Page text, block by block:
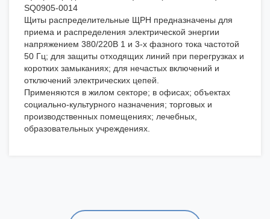
SQ0905-0014
Щиты распределительные ЩРН предназначены для
приема и распределения электрической энергии
напряжением 380/220В 1 и 3-х фазного тока частотой
50 Гц; для защиты отходящих линий при перегрузках и
коротких замыканиях; для нечастых включений и
отключений электрических цепей.
Применяются в жилом секторе; в офисах; объектах
социально-культурного назначения; торговых и
производственных помещениях; лечебных,
образовательных учреждениях.